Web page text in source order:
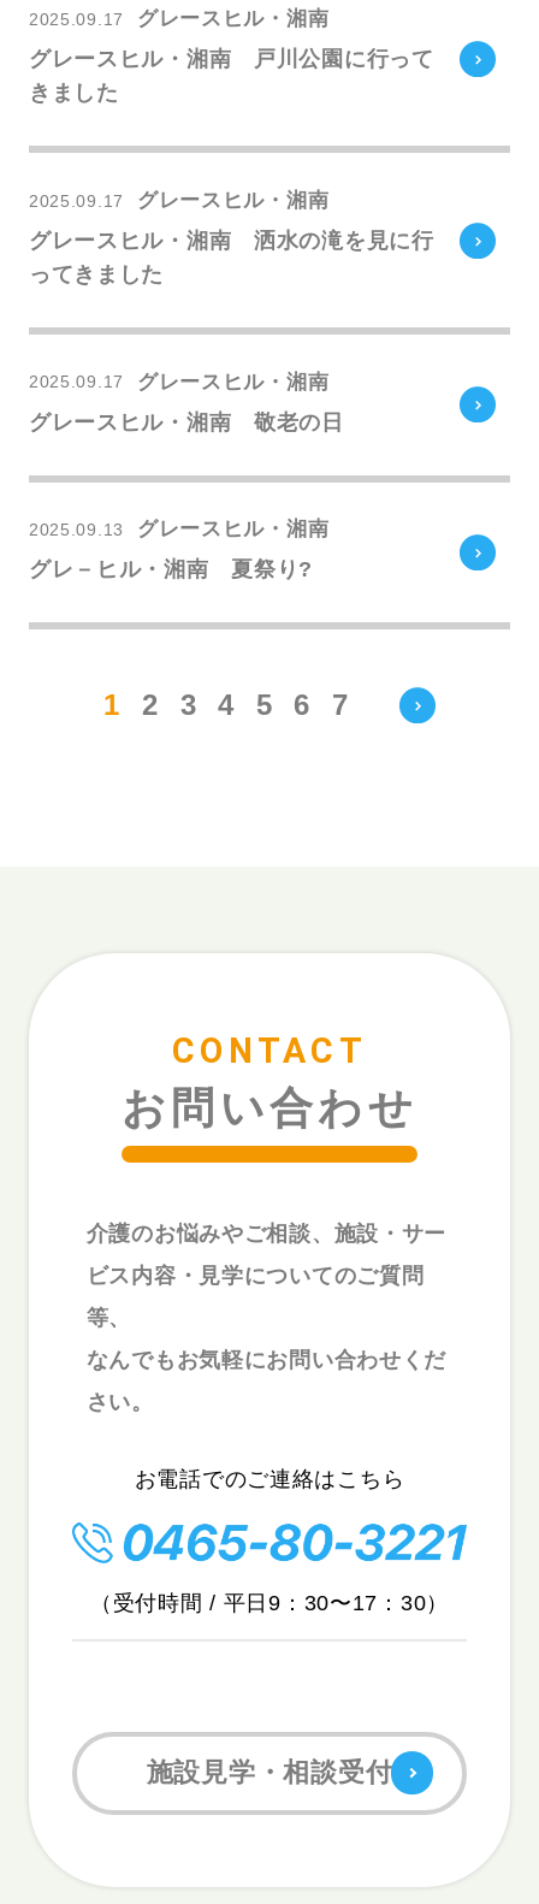
2025.09.17 グレースヒル・湘南
グレースヒル・湘南 戸川公園に行って
きました
2025.09.17 グレースヒル・湘南
グレースヒル・湘南 洒水の滝を見に行
ってきました
2025.09.17 グレースヒル・湘南
グレースヒル・湘南 敬老の日
2025.09.13 グレースヒル・湘南
グレ－ヒル・湘南 夏祭り?
1 2 3 4 5 6 7
CONTACT
お問い合わせ
介護のお悩みやご相談、施設・サー
ビス内容・見学についてのご質問
等、
なんでもお気軽にお問い合わせくだ
さい。
お電話でのご連絡はこちら
（受付時間 / 平日9：30〜17：30）
施設見学・相談受付